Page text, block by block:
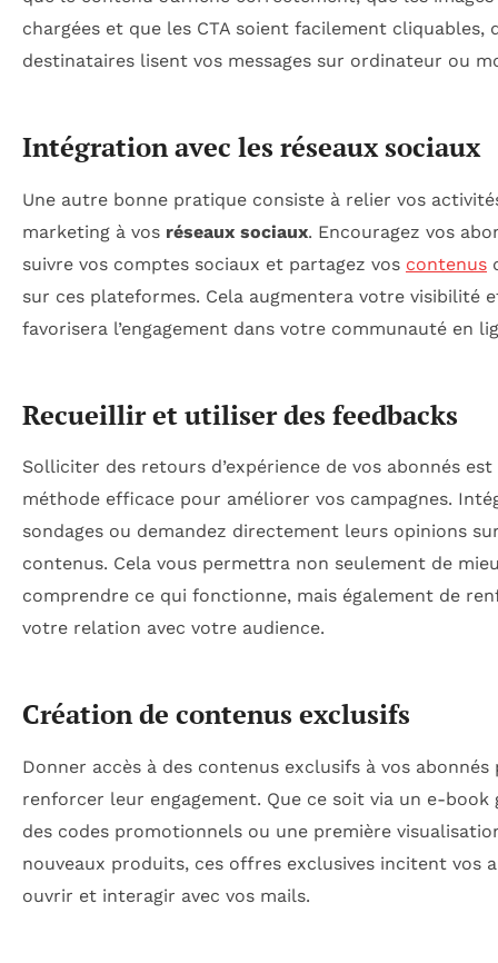
chargées et que les CTA soient facilement cliquables,
destinataires lisent vos messages sur ordinateur ou
Intégration avec les réseaux sociaux
Une autre bonne pratique consiste à relier vos
marketing à vos réseaux sociaux. Encouragez vos
suivre vos comptes sociaux et partagez vos contenus
sur ces plateformes. Cela augmentera votre visibilité
favorisera l’engagement dans votre communauté en
Recueillir et utiliser des feedbacks
Solliciter des retours d’expérience de vos abonnés est
méthode efficace pour améliorer vos campagnes.
sondages ou demandez directement leurs opinions
contenus. Cela vous permettra non seulement de
comprendre ce qui fonctionne, mais également de
votre relation avec votre audience.
Création de contenus exclusifs
Donner accès à des contenus exclusifs à vos abonnés
renforcer leur engagement. Que ce soit via un e-book
des codes promotionnels ou une première
nouveaux produits, ces offres exclusives incitent vos
ouvrir et interagir avec vos mails.